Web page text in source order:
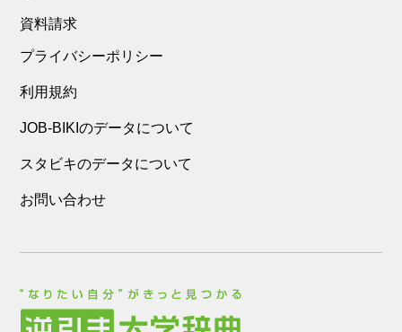
資料請求
プライバシーポリシー
利用規約
JOB-BIKIのデータについて
スタビキのデータについて
お問い合わせ